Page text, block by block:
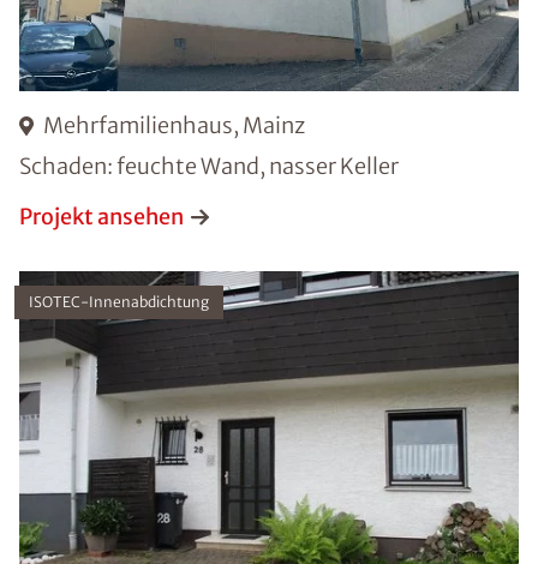
Mehrfamilienhaus, Mainz
Schaden: feuchte Wand, nasser Keller
Projekt ansehen
ISOTEC-Innenabdichtung